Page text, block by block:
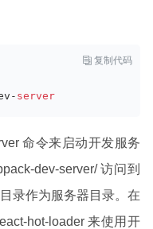
 复制代码
server
命令来启动开发服务
dev-server/ 访问到
录作为服务器目录。在
hot-loader 来使用开